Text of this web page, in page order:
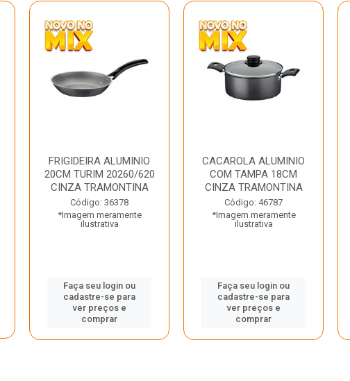
FRIGIDEIRA ALUMINIO
20CM TURIM 20260/620
CINZA TRAMONTINA
Código: 36378
*Imagem meramente
ilustrativa
Faça seu login ou
cadastre-se para
ver preços e
comprar
CACAROLA ALUMINIO
COM TAMPA 18CM
CINZA TRAMONTINA
Código: 46787
*Imagem meramente
ilustrativa
Faça seu login ou
cadastre-se para
ver preços e
comprar